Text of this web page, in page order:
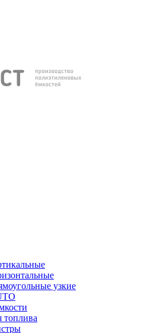
узкие
топлива